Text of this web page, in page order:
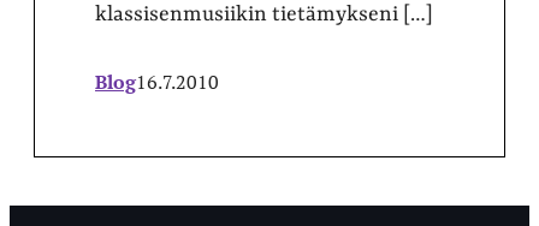
klassisenmusiikin tietämykseni […]
Blog16.7.2010